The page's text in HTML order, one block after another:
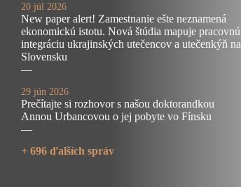
20 júl 2026
New paper alert! Zamestnanie ešte neznamená
ekonomickú istotu. Nová štúdia mapuje pracovnú
integráciu ukrajinských utečencov a utečenkýň na
Slovensku
—
29 jún 2026
Prečítajte si rozhovor s našou doktorandkou
Annou Urbancovou o jej pobyte vo Fínsku
—
+ 696 ďalších správ